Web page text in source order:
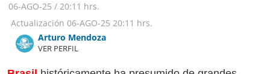
06-AGO-25 / 20:11 hrs.
Actualización 06-AGO-25 20:11 hrs.
Arturo Mendoza
VER PERFIL